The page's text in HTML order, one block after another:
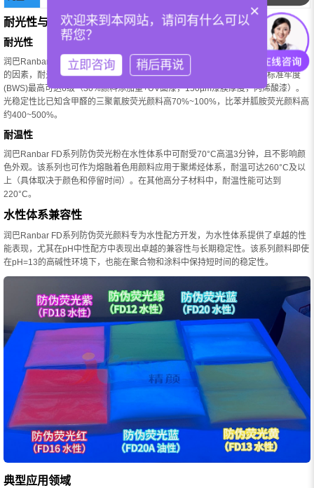
耐光性与耐温性能
耐光性
润巴Ranbar FD系列水性防伪荧光颜料可一定程度上抵抗多个已知的影响光稳定性
的因素，耐光性能远超传统产品。根据颜色的不同，FD系列的蓝色羊毛标准牢度
(BWS)最高可达6级（30%颜料添加量+UV面漆，150µm漆膜厚度，丙烯酸漆）。
光稳定性比已知含甲醛的三聚氰胺荧光颜料高70%~100%，比苯并胍胺荧光颜料高
约400~500%。
耐温性
润巴Ranbar FD系列防伪荧光粉在水性体系中可耐受70°C高温3分钟，且不影响颜
色外观。该系列也可作为熔融着色用颜料应用于聚烯烃体系，耐温可达260°C及以
上（具体取决于颜色和停留时间）。在其他高分子材料中，耐温性能可达到
220°C。
水性体系兼容性
润巴Ranbar FD系列防伪荧光颜料专为水性配方开发，为水性体系提供了卓越的性
能表现，尤其在pH中性配方中表现出卓越的兼容性与长期稳定性。该系列颜料即使
在pH=13的高碱性环境下，也能在聚合物和涂料中保持短时间的稳定性。
典型应用领域
×
欢迎来到本网站，请问有什么可以
帮您？
立即咨询 稍后再说